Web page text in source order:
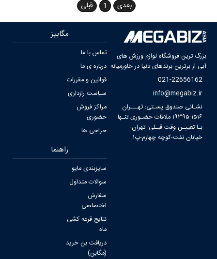
قبلی 1 بعدی
بزرگ ترین فروشگاه لوازم ورزش های
آبی از برترین برندهای دنیا در خاورمیانه
021-22656162
info@megabiz.ir
نشـانی صندوق پسـتی: تهـــران
۱۵۱۶-۱۹۳۹۵ ملاقات حضـوری تنـها
بـا تعییـن وقت قبـلی: تهران-
خیابان نفت-کوچه‌ چهارم-پ۱
مگابیز
تماس با ما
درباره ی ما
قوانین و مقررات
سیاست رازداری
مراکز فروش
حضوری
حراجی ها
راهنما
سایزبندی مایو
سوالات متداول
سفارش
اختصاصی
نتایج قرعه کشی
ماه
دریافت بن خرید
(مگابن)